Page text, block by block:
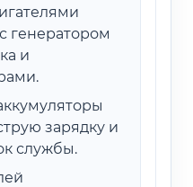
генератором
и
зарядку и
службы.